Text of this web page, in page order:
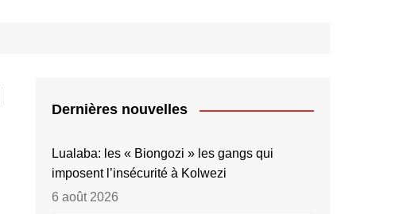
Dernières nouvelles
Lualaba: les « Biongozi » les gangs qui
imposent l’insécurité à Kolwezi
6 août 2026